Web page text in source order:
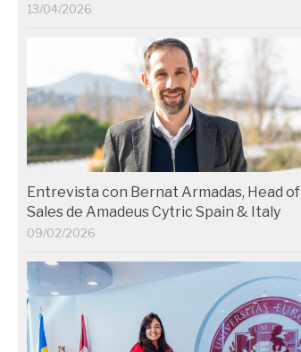
13/04/2026
Entrevista con Bernat Armadas, Head of
Sales de Amadeus Cytric Spain & Italy
09/02/2026